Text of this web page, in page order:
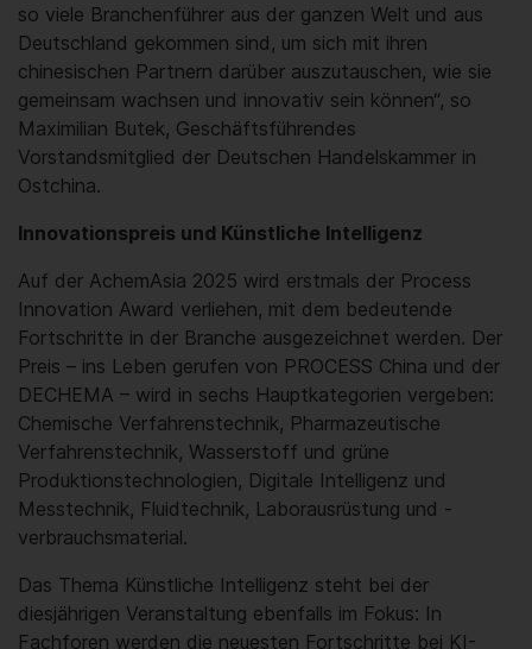
so viele Branchenführer aus der ganzen Welt und aus
Deutschland gekommen sind, um sich mit ihren
chinesischen Partnern darüber auszutauschen, wie sie
gemeinsam wachsen und innovativ sein können“, so
Maximilian Butek, Geschäftsführendes
Vorstandsmitglied der Deutschen Handelskammer in
Ostchina.
Innovationspreis und Künstliche Intelligenz
Auf der AchemAsia 2025 wird erstmals der Process
Innovation Award verliehen, mit dem bedeutende
Fortschritte in der Branche ausgezeichnet werden. Der
Preis – ins Leben gerufen von PROCESS China und der
DECHEMA – wird in sechs Hauptkategorien vergeben:
Chemische Verfahrenstechnik, Pharmazeutische
Verfahrenstechnik, Wasserstoff und grüne
Produktionstechnologien, Digitale Intelligenz und
Messtechnik, Fluidtechnik, Laborausrüstung und -
verbrauchsmaterial.
Das Thema Künstliche Intelligenz steht bei der
diesjährigen Veranstaltung ebenfalls im Fokus: In
Fachforen werden die neuesten Fortschritte bei KI-